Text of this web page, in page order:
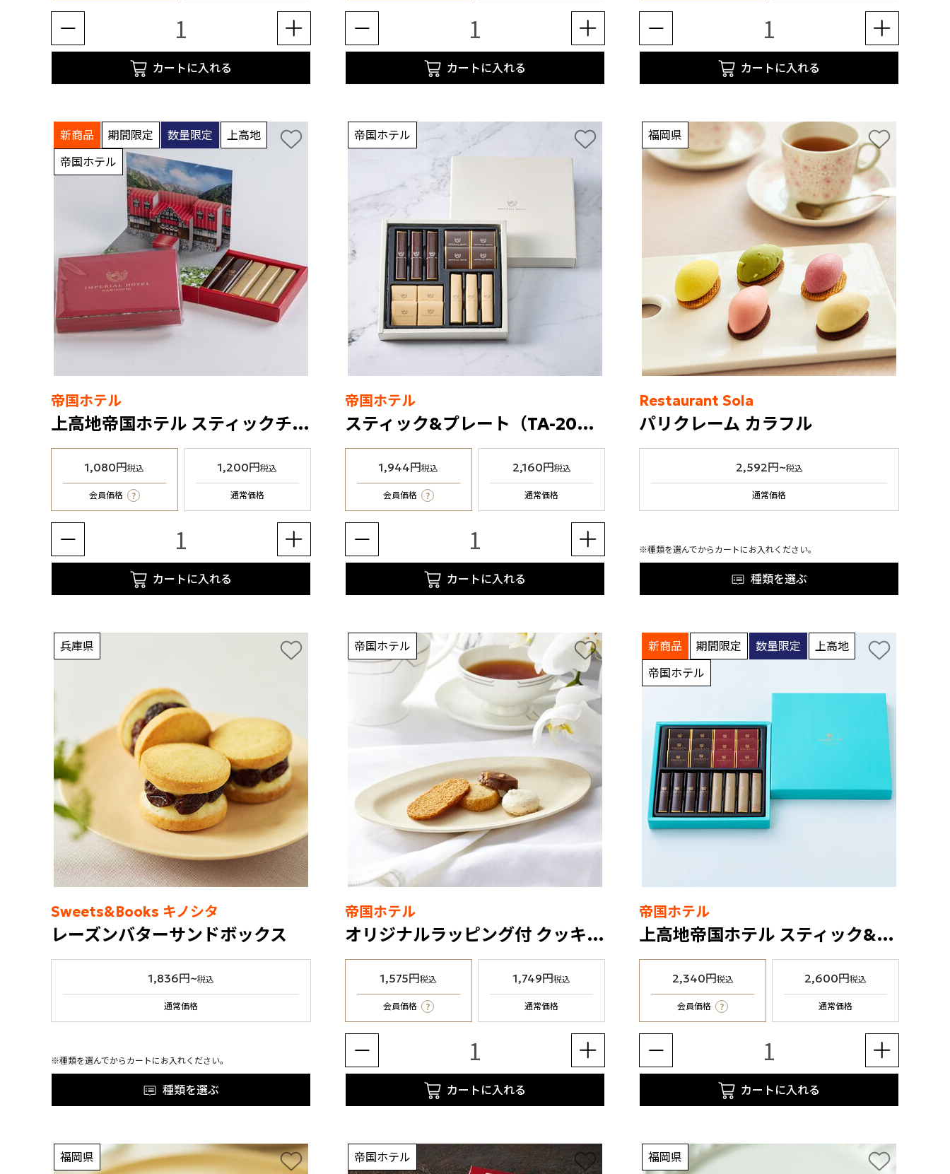
カートに入れる カートに入れる カートに入れる
新商品 期間限定 数量限定
上高地
帝国ホテル
帝国ホテル
上高地帝国ホテル スティックチョコレート（KT-9）
1,080円税込
会員価格 ?
1,200円税込
通常価格
カートに入れる
帝国ホテル
帝国ホテル
スティック&プレート（TA-20BE）4種14個入
1,944円税込
会員価格 ?
2,160円税込
通常価格
カートに入れる
福岡県
Restaurant Sola
パリクレーム カラフル
2,592円~税込
通常価格
※種類を選んでからカートにお入れください。
種類を選ぶ
兵庫県
Sweets&Books キノシタ
レーズンバターサンドボックス
1,836円~税込
通常価格
※種類を選んでからカートにお入れください。
種類を選ぶ
帝国ホテル
帝国ホテル
オリジナルラッピング付 クッキー（C-15BE）4種20個入
1,575円税込
会員価格 ?
1,749円税込
通常価格
カートに入れる
新商品 期間限定 数量限定
上高地
帝国ホテル
帝国ホテル
上高地帝国ホテル スティック&プレートチョコレート（KT-20）
2,340円税込
会員価格 ?
2,600円税込
通常価格
カートに入れる
福岡県 帝国ホテル 福岡県